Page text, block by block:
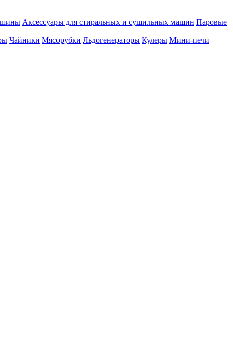
Аксессуары для стиральных и сушильных машин Паровые
Чайники Мясорубки Льдогенераторы Кулеры Мини-печи